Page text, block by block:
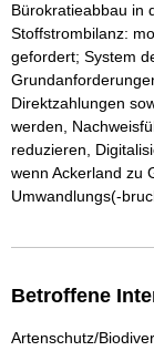
Bürokratieabbau in
Stoffstrombilanz:
gefordert; System
Direktzahlungen
werden,
reduzieren,
wenn Ackerland zu
Umwandlungs(-
Betroffene
Artenschutz/